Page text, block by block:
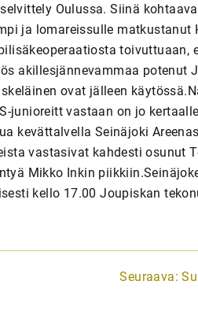
Oulussa. Siinä
ja lomareissulle matkustanut
toivuttuaan,
akillesjännevammaa potenut
ovat jälleen
junioreitt vastaan on jo
kevättalvella Seinäjoki
vastasivat kahdesti osunut
Mikko Inkin
kello 17.00 Joupiskan
Seuraava: